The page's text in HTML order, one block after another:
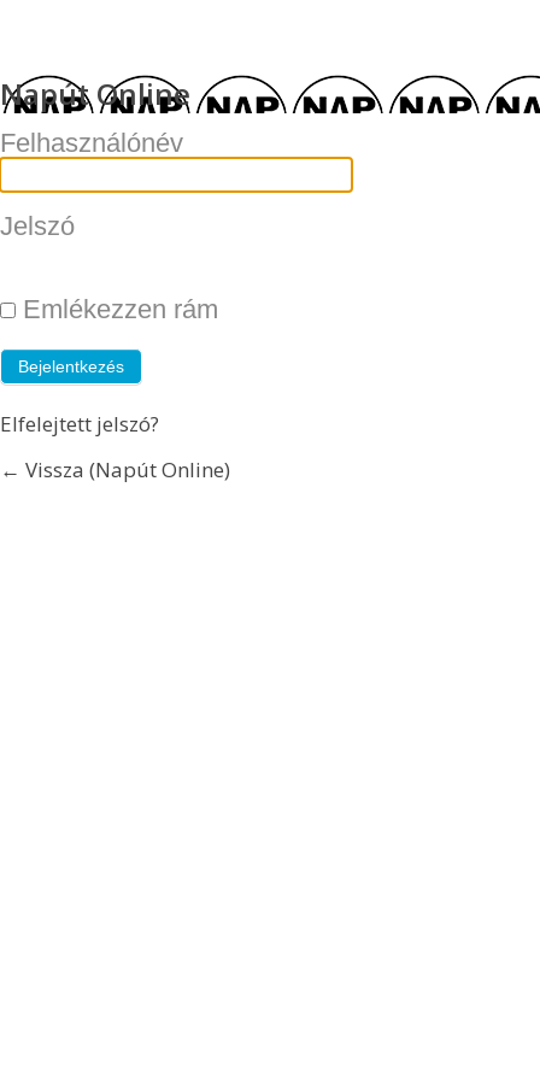
Napút Online
Felhasználónév
Jelszó
Emlékezzen rám
Elfelejtett jelszó?
← Vissza (Napút Online)